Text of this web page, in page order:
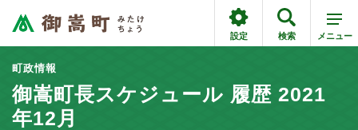
設定 検索 メニュー
町政情報
御嵩町長スケジュール 履歴 2021
年12月